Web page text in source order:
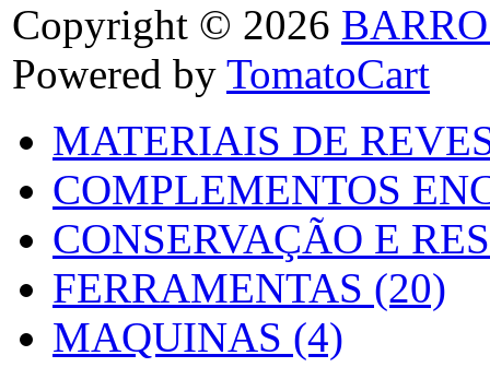
Copyright © 2026
Powered by TomatoCart
MATERIAIS DE
COMPLEMENTOS
CONSERVAÇÃO E
FERRAMENTAS (20)
MAQUINAS (4)